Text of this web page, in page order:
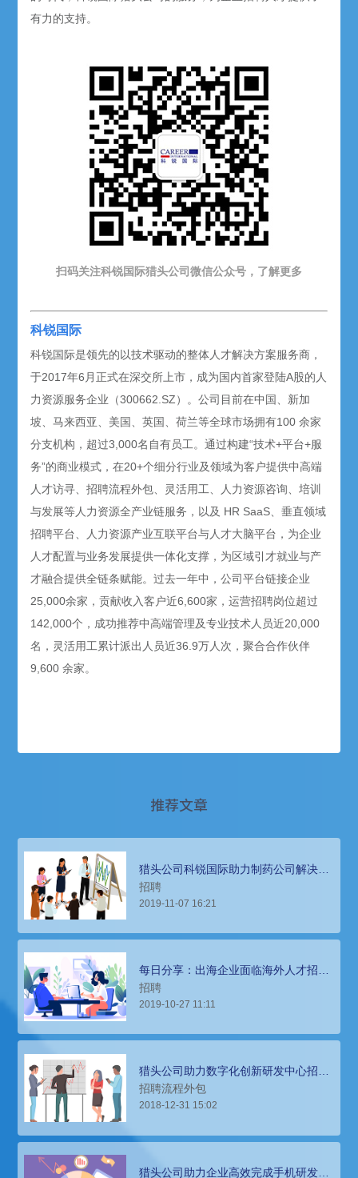
有力的支持。
扫码关注科锐国际猎头公司微信公众号，了解更多
科锐国际
科锐国际是领先的以技术驱动的整体人才解决方案服务商，
于2017年6月正式在深交所上市，成为国内首家登陆A股的人
力资源服务企业（300662.SZ）。公司目前在中国、新加
坡、马来西亚、美国、英国、荷兰等全球市场拥有100 余家
分支机构，超过3,000名自有员工。通过构建“技术+平台+服
务”的商业模式，在20+个细分行业及领域为客户提供中高端
人才访寻、招聘流程外包、灵活用工、人力资源咨询、培训
与发展等人力资源全产业链服务，以及 HR SaaS、垂直领域
招聘平台、人力资源产业互联平台与人才大脑平台，为企业
人才配置与业务发展提供一体化支撑，为区域引才就业与产
才融合提供全链条赋能。过去一年中，公司平台链接企业
25,000余家，贡献收入客户近6,600家，运营招聘岗位超过
142,000个，成功推荐中高端管理及专业技术人员近20,000
名，灵活用工累计派出人员近36.9万人次，聚合合作伙伴
9,600 余家。
推荐文章
猎头公司科锐国际助力制药公司解决多
元化招聘需求
招聘
2019-11-07 16:21
每日分享：出海企业面临海外人才招聘
难题，怎么办？
招聘
2019-10-27 11:11
猎头公司助力数字化创新研发中心招聘
300名研发人员
招聘流程外包
2018-12-31 15:02
猎头公司助力企业高效完成手机研发人